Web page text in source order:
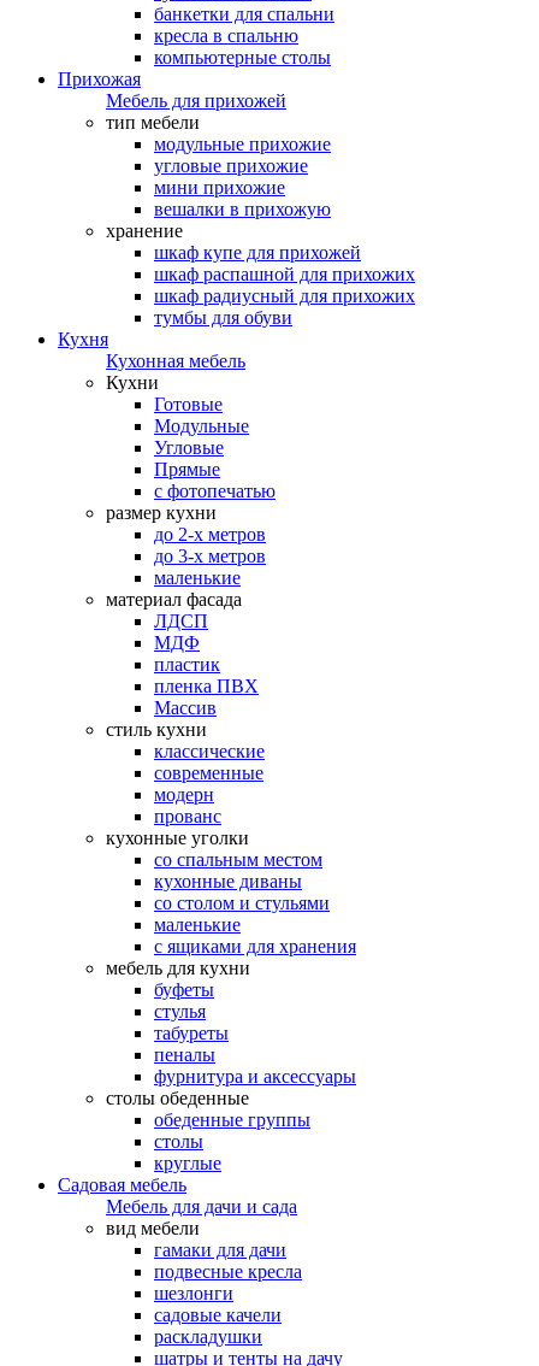
банкетки для спальни
кресла в спальню
компьютерные столы
Прихожая
Мебель для прихожей
тип мебели
модульные прихожие
угловые прихожие
мини прихожие
вешалки в прихожую
хранение
шкаф купе для прихожей
шкаф распашной для прихожих
шкаф радиусный для прихожих
тумбы для обуви
Кухня
Кухонная мебель
Кухни
Готовые
Модульные
Угловые
Прямые
с фотопечатью
размер кухни
до 2-х метров
до 3-х метров
маленькие
материал фасада
ЛДСП
МДФ
пластик
пленка ПВХ
Массив
стиль кухни
классические
современные
модерн
прованс
кухонные уголки
со спальным местом
кухонные диваны
со столом и стульями
маленькие
с ящиками для хранения
мебель для кухни
буфеты
стулья
табуреты
пеналы
фурнитура и аксессуары
столы обеденные
обеденные группы
столы
круглые
Садовая мебель
Мебель для дачи и сада
вид мебели
гамаки для дачи
подвесные кресла
шезлонги
садовые качели
раскладушки
шатры и тенты на дачу